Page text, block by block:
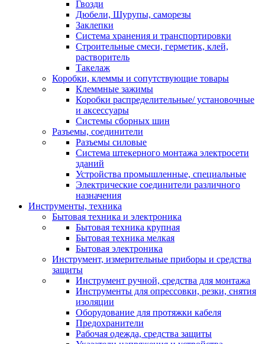
Гвозди
Дюбели, Шурупы, саморезы
Заклепки
Система хранения и транспортировки
Строительные смеси, герметик, клей,
растворитель
Такелаж
Коробки, клеммы и сопутствующие товары
Клеммные зажимы
Коробки распределительные/ установочные
и аксессуары
Системы сборных шин
Разъемы, соединители
Разъемы силовые
Система штекерного монтажа электросети
зданий
Устройства промышленные, специальные
Электрические соединители различного
назначения
Инструменты, техника
Бытовая техника и электроника
Бытовая техника крупная
Бытовая техника мелкая
Бытовая электроника
Инструмент, измерительные приборы и средства
защиты
Инструмент ручной, средства для монтажа
Инструменты для опрессовки, резки, снятия
изоляции
Оборудование для протяжки кабеля
Предохранители
Рабочая одежда, средства защиты